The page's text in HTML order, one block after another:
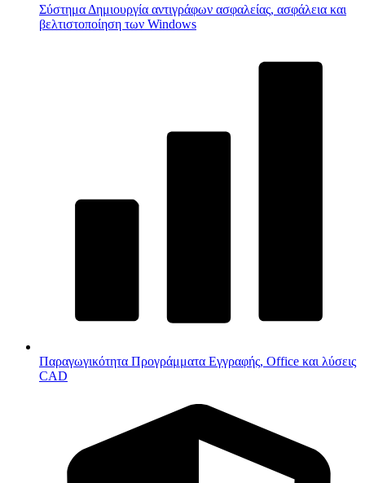
Σύστημα Δημιουργία αντιγράφων ασφαλείας, ασφάλεια και
βελτιστοποίηση των Windows
Παραγωγικότητα Προγράμματα Εγγραφής, Office και λύσεις
CAD